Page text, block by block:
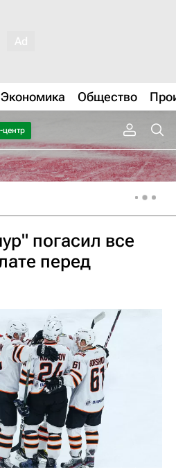
Экономика Общество
погасил все
перед